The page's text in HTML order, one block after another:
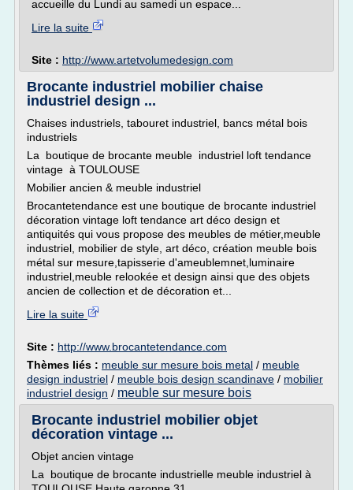
accueille du Lundi au samedi un espace...
Lire la suite
Site : http://www.artetvolumedesign.com
Brocante industriel mobilier chaise
industriel design ...
Chaises industriels, tabouret industriel, bancs métal bois
industriels
La boutique de brocante meuble industriel loft tendance
vintage à TOULOUSE
Mobilier ancien & meuble industriel
Brocantetendance est une boutique de brocante industriel
décoration vintage loft tendance art déco design et
antiquités qui vous propose des meubles de métier,meuble
industriel, mobilier de style, art déco, création meuble bois
métal sur mesure,tapisserie d'ameublemnet,luminaire
industriel,meuble relookée et design ainsi que des objets
ancien de collection et de décoration et...
Lire la suite
Site : http://www.brocantetendance.com
Thèmes liés : meuble sur mesure bois metal / meuble
design industriel / meuble bois design scandinave / mobilier
industriel design / meuble sur mesure bois
Brocante industriel mobilier objet
décoration vintage ...
Objet ancien vintage
La boutique de brocante industrielle meuble industriel à